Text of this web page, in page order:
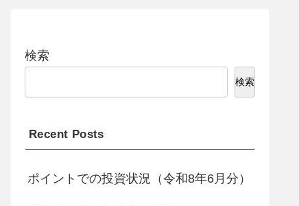
検索
検索
Recent Posts
ポイントでの投資状況（令和8年6月分）